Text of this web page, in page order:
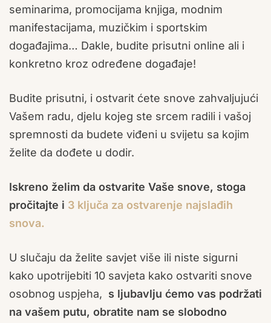
seminarima, promocijama knjiga, modnim
manifestacijama, muzičkim i sportskim
događajima… Dakle, budite prisutni online ali i
konkretno kroz određene događaje!
Budite prisutni, i ostvarit ćete snove zahvaljujući
Vašem radu, djelu kojeg ste srcem radili i vašoj
spremnosti da budete viđeni u svijetu sa kojim
želite da dođete u dodir.
Iskreno želim da ostvarite Vaše snove, stoga
pročitajte i 3 ključa za ostvarenje najslađih
snova.
U slučaju da želite savjet više ili niste sigurni
kako upotrijebiti 10 savjeta kako ostvariti snove
osobnog uspjeha, s ljubavlju ćemo vas podržati
na vašem putu, obratite nam se slobodno